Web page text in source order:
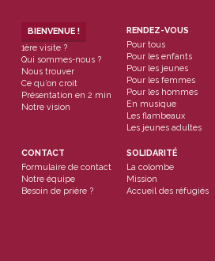
BIENVENUE !
1ère visite ?
Qui sommes-nous ?
Nous trouver
Ce qu’on croit
Présentation en 2 min
Notre vision
RENDEZ-VOUS
Pour tous
Pour les enfants
Pour les jeunes
Pour les femmes
Pour les hommes
En musique
Les flambeaux
Les jeunes adultes
CONTACT
Formulaire de contact
Notre équipe
Besoin de prière ?
SOLIDARITÉ
La colombe
Mission
Accueil des réfugiés